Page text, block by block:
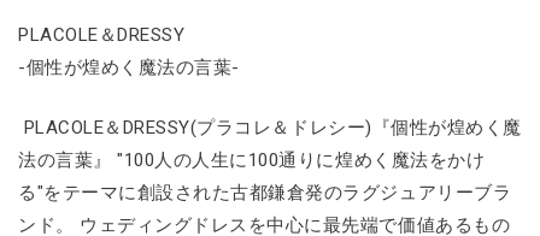
PLACOLE＆DRESSY
-個性が煌めく魔法の言葉-
PLACOLE＆DRESSY(プラコレ＆ドレシー)『個性が煌めく魔
法の言葉』 "100人の人生に100通りに煌めく魔法をかけ
る"をテーマに創設された古都鎌倉発のラグジュアリーブラ
ンド。 ウェディングドレスを中心に最先端で価値あるもの